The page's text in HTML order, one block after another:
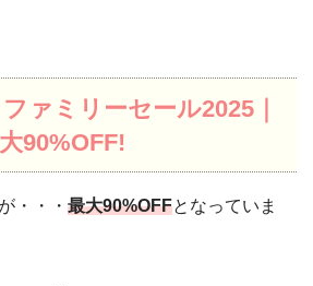
ァミリーセール2025｜
90%OFF!
・・・ 最大90%OFFとなっていま